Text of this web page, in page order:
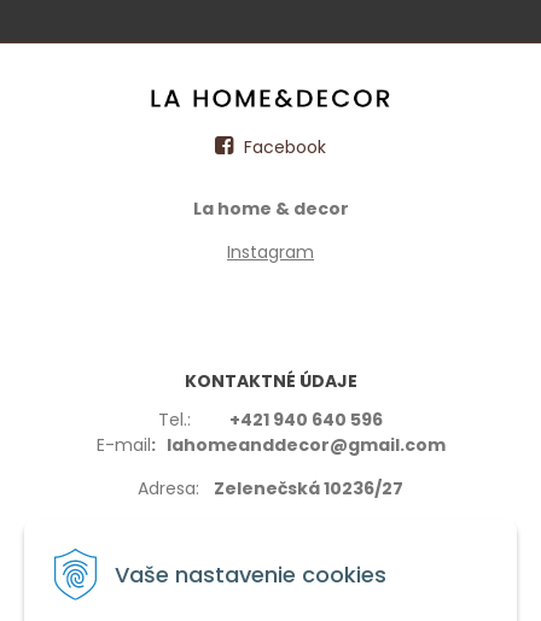
Vaše nastavenie cookies
Facebook
La home & decor
Instagram
KONTAKTNÉ ÚDAJE
Tel.: +421 940 640 596
E-mail: lahomeanddecor@gmail.com
Adresa: Zelenečská 10236/27